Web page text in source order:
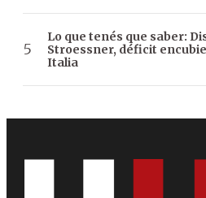
Lo que tenés que saber:
Stroessner, déficit
Italia